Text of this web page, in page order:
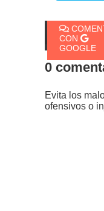
CON
GOOGLE
0
Evita los
ofensivos o